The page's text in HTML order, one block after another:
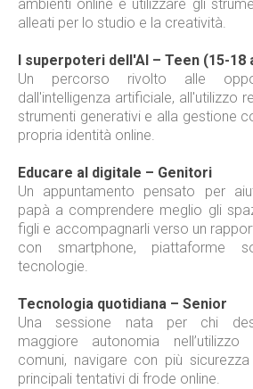
ambienti online e utilizzare gli
alleati per lo studio e la creatività.
I superpoteri dell'AI – Teen (15-18
Un percorso rivolto alle
dall'intelligenza artificiale, all'utilizzo
strumenti generativi e alla gestione
propria identità online.
Educare al digitale – Genitori
Un appuntamento pensato per
papà a comprendere meglio gli
figli e accompagnarli verso un
con smartphone, piattaforme
tecnologie.
Tecnologia quotidiana – Senior
Una sessione nata per chi
maggiore autonomia
comuni, navigare con più
principali tentativi di frode online.